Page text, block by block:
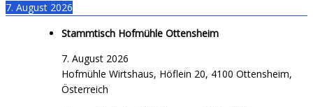
7. August 2026
Stammtisch Hofmühle Ottensheim
7. August 2026
Hofmühle Wirtshaus, Höflein 20, 4100 Ottensheim,
Österreich